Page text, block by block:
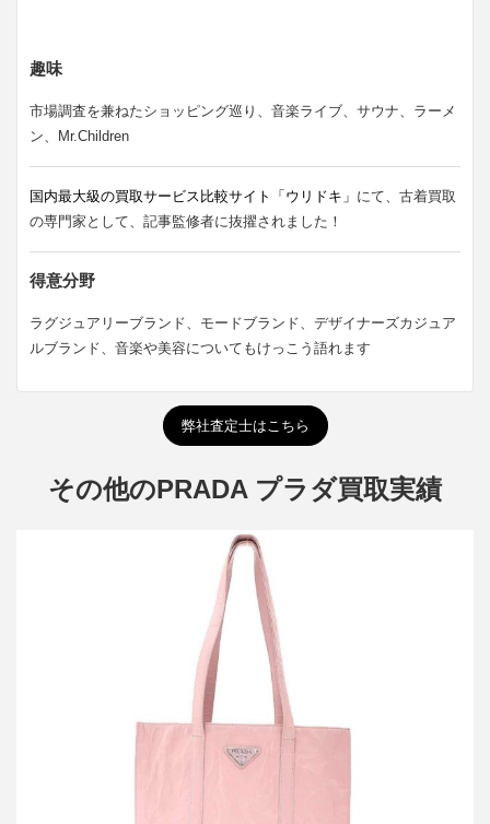
趣味
市場調査を兼ねたショッピング巡り、音楽ライブ、サウナ、ラーメ
ン、Mr.Children
国内最大級の買取サービス比較サイト「ウリドキ」 にて、古着買取
の専門家として、記事監修者に抜擢されました！
得意分野
ラグジュアリーブランド、モードブランド、デザイナーズカジュア
ルブランド、音楽や美容についてもけっこう語れます
弊社査定士はこちら
その他のPRADA プラダ買取実績
プラダ リンクル レザートートバッグ
買取金額42,000円